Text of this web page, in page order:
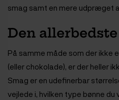
smag samt en mere udpræget
Den
På samme måde som der ikke
(eller chokolade), er der heller
Smag er en udefinerbar
vejlede i, hvilken type bønne du